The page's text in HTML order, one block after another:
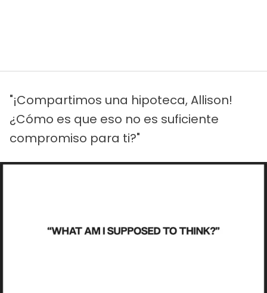
"¡Compartimos una hipoteca, Allison!
¿Cómo es que eso no es suficiente
compromiso para ti?"